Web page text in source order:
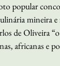
popular
mineira
de Oliveira
africanas e